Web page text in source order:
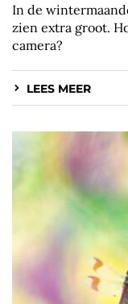
In de
zien extra groot.
camera?
LEES MEER